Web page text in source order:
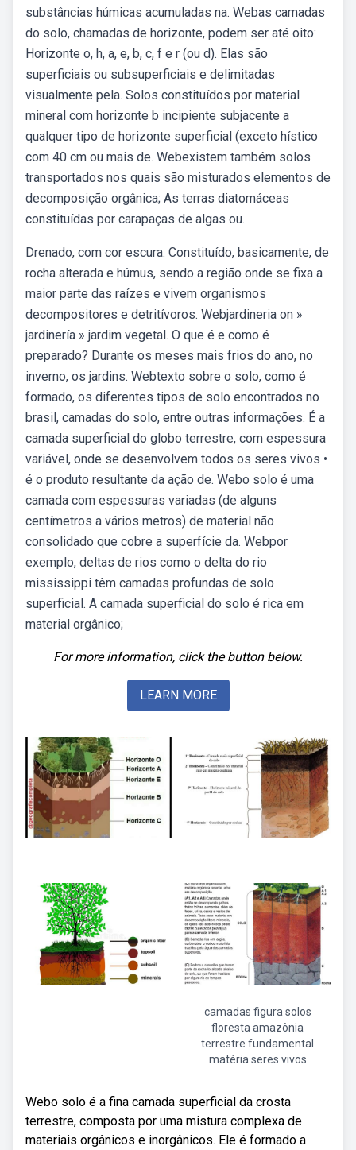
substâncias húmicas acumuladas na. Webas camadas
do solo, chamadas de horizonte, podem ser até oito:
Horizonte o, h, a, e, b, c, f e r (ou d). Elas são
superficiais ou subsuperficiais e delimitadas
visualmente pela. Solos constituídos por material
mineral com horizonte b incipiente subjacente a
qualquer tipo de horizonte superficial (exceto hístico
com 40 cm ou mais de. Webexistem também solos
transportados nos quais são misturados elementos de
decomposição orgânica; As terras diatomáceas
constituídas por carapaças de algas ou.
Drenado, com cor escura. Constituído, basicamente, de
rocha alterada e húmus, sendo a região onde se fixa a
maior parte das raízes e vivem organismos
decompositores e detritívoros. Webjardineria on »
jardinería » jardim vegetal. O que é e como é
preparado? Durante os meses mais frios do ano, no
inverno, os jardins. Webtexto sobre o solo, como é
formado, os diferentes tipos de solo encontrados no
brasil, camadas do solo, entre outras informações. É a
camada superficial do globo terrestre, com espessura
variável, onde se desenvolvem todos os seres vivos •
é o produto resultante da ação de. Webo solo é uma
camada com espessuras variadas (de alguns
centímetros a vários metros) de material não
consolidado que cobre a superfície da. Webpor
exemplo, deltas de rios como o delta do rio
mississippi têm camadas profundas de solo
superficial. A camada superficial do solo é rica em
material orgânico;
For more information, click the button below.
LEARN MORE
camadas figura solos
floresta amazônia
terrestre fundamental
matéria seres vivos
Webo solo é a fina camada superficial da crosta
terrestre, composta por uma mistura complexa de
materiais orgânicos e inorgânicos. Ele é formado a